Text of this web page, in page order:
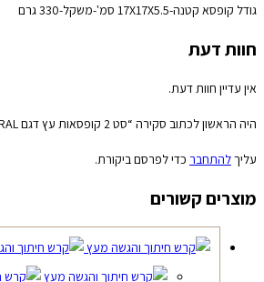
גודל קופסא קטנה-17X17X5.5 סמ'-משקל-330 גרם
חוות דעת
אין עדיין חוות דעת.
היה הראשון לכתוב סקירה “סט 2 קופסאות עץ דגם NATURAL”
עליךלהתחבר כדי לפרסם ביקורת.
מוצרים קשורים